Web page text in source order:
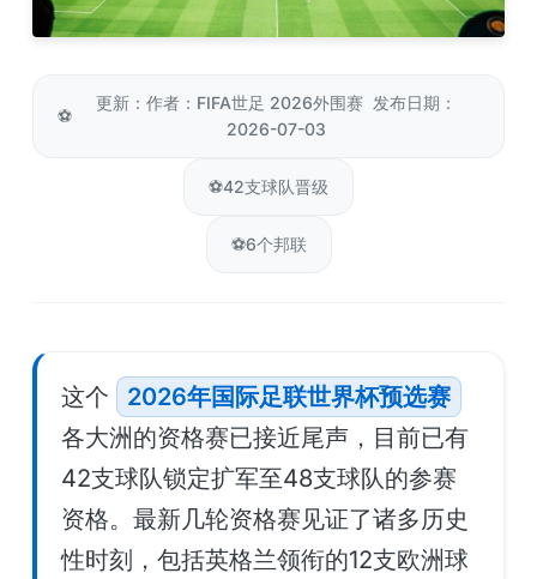
⚽
更新：作者：FIFA世足 2026外围赛 发布日期：
2026-07-03
⚽42支球队晋级
⚽6个邦联
这个
2026年国际足联世界杯预选赛
各大洲的资格赛已接近尾声，目前已有
42支球队锁定扩军至48支球队的参赛
资格。最新几轮资格赛见证了诸多历史
性时刻，包括英格兰领衔的12支欧洲球